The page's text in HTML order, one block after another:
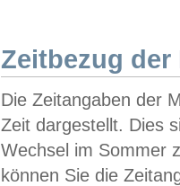
Zeitbezug der
Die Zeitangaben der
Zeit dargestellt. Dies
Wechsel im Sommer
können Sie die